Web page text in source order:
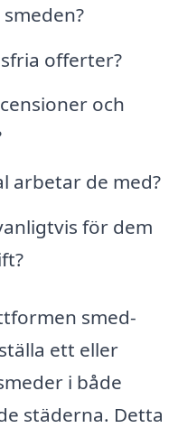
offerter?
och
arbetar de med?
för dem
smed-
ett eller
i både
städerna. Detta